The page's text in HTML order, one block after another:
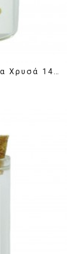
Σκύλος & Καρδιά Πατούσα Χρυσά 14Κ Σκουλαρίκια